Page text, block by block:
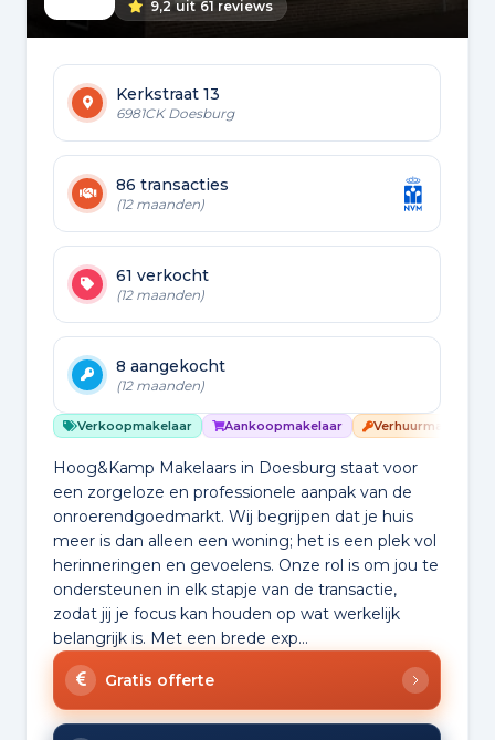
9,2 uit 61 reviews
Kerkstraat 13
6981CK Doesburg
86 transacties
(12 maanden)
61 verkocht
(12 maanden)
8 aangekocht
(12 maanden)
Verkoopmakelaar Aankoopmakelaar Verhuurmakelaar
Hoog&Kamp Makelaars in Doesburg staat voor
een zorgeloze en professionele aanpak van de
onroerendgoedmarkt. Wij begrijpen dat je huis
meer is dan alleen een woning; het is een plek vol
herinneringen en gevoelens. Onze rol is om jou te
ondersteunen in elk stapje van de transactie,
zodat jij je focus kan houden op wat werkelijk
belangrijk is. Met een brede exp...
Gratis offerte